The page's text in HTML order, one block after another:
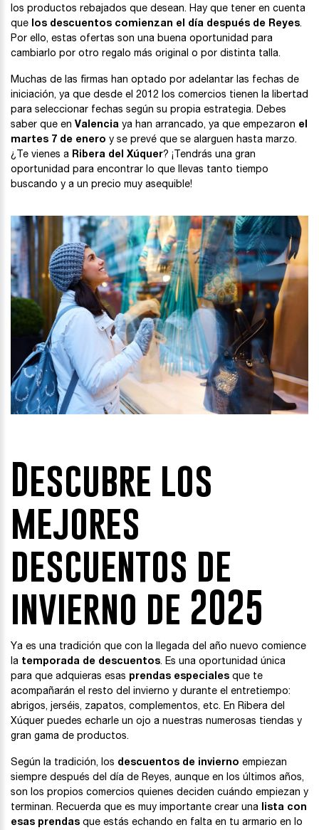
los productos rebajados que desean. Hay que tener en cuenta
que
los descuentos comienzan el día después de Reyes.
Por ello, estas ofertas son una buena oportunidad para
cambiarlo por otro regalo más original o por distinta talla.
Muchas de las firmas han optado por adelantar las fechas de
iniciación, ya que desde el 2012 los comercios tienen la libertad
para seleccionar fechas según su propia estrategia. Debes
saber que en Valencia ya han arrancado, ya que empezaron el
martes 7 de enero y se prevé que se alarguen hasta marzo.
¿Te vienes a Ribera del Xúquer? ¡Tendrás una gran
oportunidad para encontrar lo que llevas tanto tiempo
buscando y a un precio muy asequible!
Descubre los
mejores
descuentos de
invierno de 2025
Ya es una tradición que con la llegada del año nuevo comience
la temporada de descuentos. Es una oportunidad única
para que adquieras esas prendas especiales que te
acompañarán el resto del invierno y durante el entretiempo:
abrigos, jerséis, zapatos, complementos, etc. En Ribera del
Xúquer puedes echarle un ojo a nuestras numerosas tiendas y
gran gama de productos.
Según la tradición, los descuentos de invierno empiezan
siempre después del día de Reyes, aunque en los últimos años,
son los propios comercios quienes deciden cuándo empiezan y
terminan. Recuerda que es muy importante crear una
lista con
esas prendas que estás echando en falta en tu armario en lo